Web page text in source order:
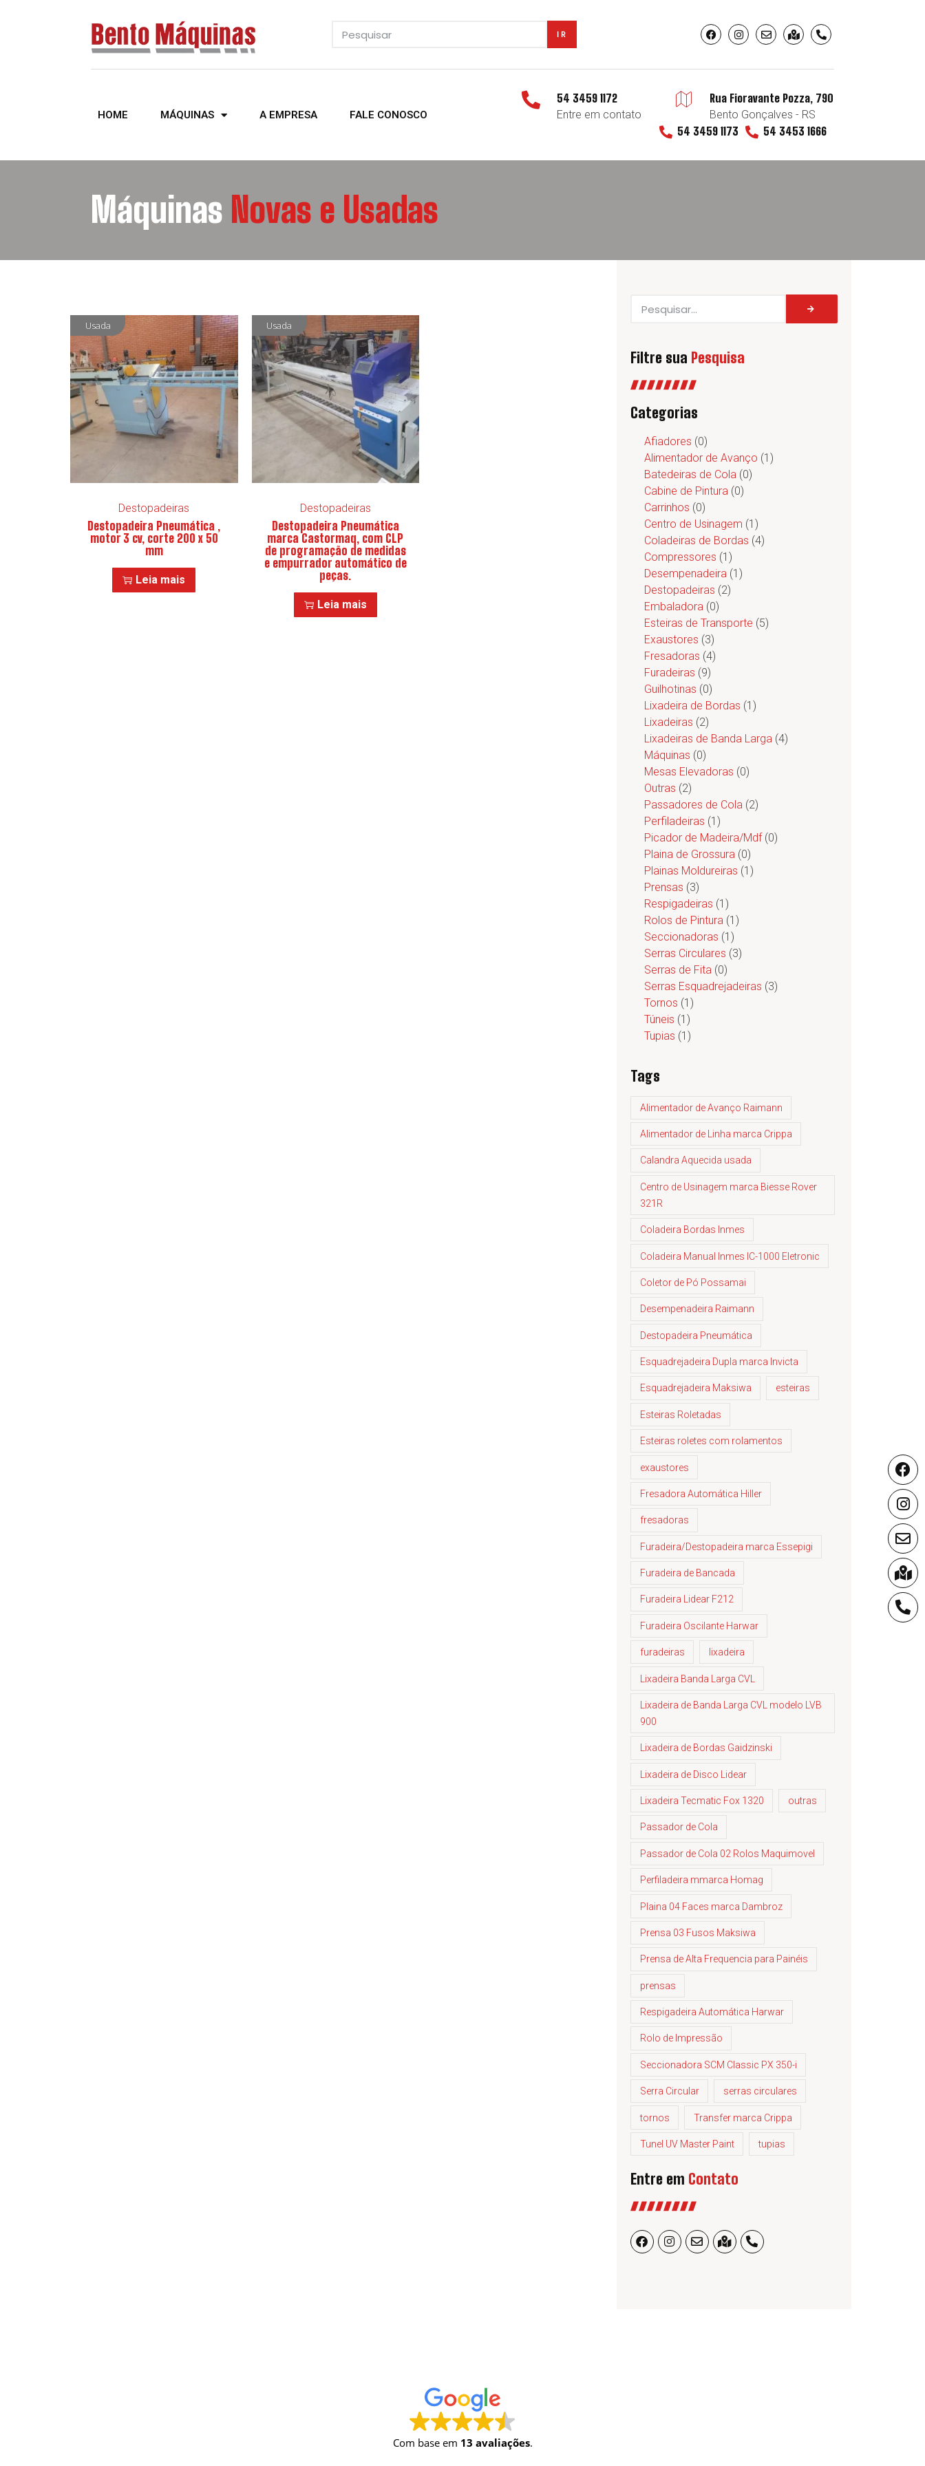
IR
HOME MÁQUINAS A EMPRESA FALE CONOSCO
54 3459 1172
Entre em contato
Rua Fioravante Pozza, 790
Bento Gonçalves - RS
54 3459 1173
54 3453 1666
Máquinas Novas e Usadas
Destopadeiras
Destopadeira Pneumática ,
motor 3 cv, corte 200 x 50
mm
Leia mais
Destopadeiras
Destopadeira Pneumática
marca Castormaq, com CLP
de programação de medidas
e empurrador automático de
peças.
Leia mais
Filtre sua Pesquisa
Categorias
Afiadores (0)
Alimentador de Avanço (1)
Batedeiras de Cola (0)
Cabine de Pintura (0)
Carrinhos (0)
Centro de Usinagem (1)
Coladeiras de Bordas (4)
Compressores (1)
Desempenadeira (1)
Destopadeiras (2)
Embaladora (0)
Esteiras de Transporte (5)
Exaustores (3)
Fresadoras (4)
Furadeiras (9)
Guilhotinas (0)
Lixadeira de Bordas (1)
Lixadeiras (2)
Lixadeiras de Banda Larga (4)
Máquinas (0)
Mesas Elevadoras (0)
Outras (2)
Passadores de Cola (2)
Perfiladeiras (1)
Picador de Madeira/Mdf (0)
Plaina de Grossura (0)
Plainas Moldureiras (1)
Prensas (3)
Respigadeiras (1)
Rolos de Pintura (1)
Seccionadoras (1)
Serras Circulares (3)
Serras de Fita (0)
Serras Esquadrejadeiras (3)
Tornos (1)
Túneis (1)
Tupias (1)
Tags
Alimentador de Avanço Raimann
Alimentador de Linha marca Crippa
Calandra Aquecida usada
Centro de Usinagem marca Biesse Rover
321R
Coladeira Bordas Inmes
Coladeira Manual Inmes IC-1000 Eletronic
Coletor de Pó Possamai
Desempenadeira Raimann
Destopadeira Pneumática
Esquadrejadeira Dupla marca Invicta
Esquadrejadeira Maksiwa esteiras
Esteiras Roletadas
Esteiras roletes com rolamentos
exaustores
Fresadora Automática Hiller
fresadoras
Furadeira/Destopadeira marca Essepigi
Furadeira de Bancada
Furadeira Lidear F212
Furadeira Oscilante Harwar
furadeiras lixadeira
Lixadeira Banda Larga CVL
Lixadeira de Banda Larga CVL modelo LVB
900
Lixadeira de Bordas Gaidzinski
Lixadeira de Disco Lidear
Lixadeira Tecmatic Fox 1320 outras
Passador de Cola
Passador de Cola 02 Rolos Maquimovel
Perfiladeira mmarca Homag
Plaina 04 Faces marca Dambroz
Prensa 03 Fusos Maksiwa
Prensa de Alta Frequencia para Painéis
prensas
Respigadeira Automática Harwar
Rolo de Impressão
Seccionadora SCM Classic PX 350-i
Serra Circular serras circulares
tornos Transfer marca Crippa
Tunel UV Master Paint tupias
Entre em Contato
Com base em 13 avaliações.
Usada Usada